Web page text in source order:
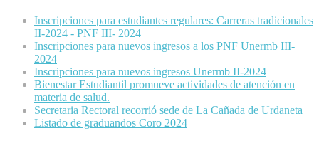
Inscripciones para estudiantes regulares: Carreras tradicionales
II-2024 - PNF III- 2024
Inscripciones para nuevos ingresos a los PNF Unermb III-
2024
Inscripciones para nuevos ingresos Unermb II-2024
Bienestar Estudiantil promueve actividades de atención en
materia de salud.
Secretaria Rectoral recorrió sede de La Cañada de Urdaneta
Listado de graduandos Coro 2024